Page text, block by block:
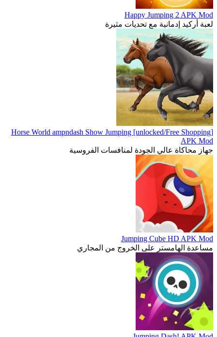
Happy Jumping 2 APK Mod
لعبة أركيد إدمانية مع تحديات مثيرة
Horse World ampndash Show Jumping [unlocked/Free Shopping]
APK Mod
جهاز محاكاة عالي الجودة لمنافسات الفروسية
Jumping Cube HD APK Mod
مساعدة الهامستر على الخروج من المجاري